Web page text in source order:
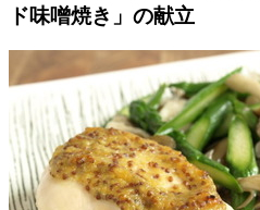
ド味噌焼き」の献立